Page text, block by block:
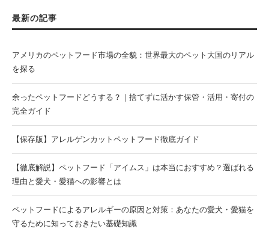
最新の記事
アメリカのペットフード市場の全貌：世界最大のペット大国のリアル
を探る
余ったペットフードどうする？｜捨てずに活かす保管・活用・寄付の
完全ガイド
【保存版】アレルゲンカットペットフード徹底ガイド
【徹底解説】ペットフード「アイムス」は本当におすすめ？選ばれる
理由と愛犬・愛猫への影響とは
ペットフードによるアレルギーの原因と対策：あなたの愛犬・愛猫を
守るために知っておきたい基礎知識